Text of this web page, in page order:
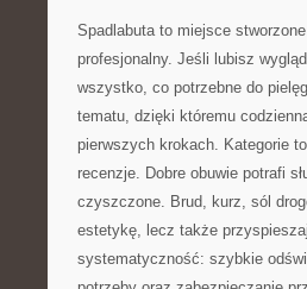
Spadlabuta to miejsce
profesjonalny. Jeśli lubisz
wszystko, co potrzebne do
tematu, dzięki któremu
pierwszych krokach. Kategorie
recenzje. Dobre obuwie potrafi
czyszczone. Brud, kurz, sól
estetykę, lecz także
systematyczność: szybkie